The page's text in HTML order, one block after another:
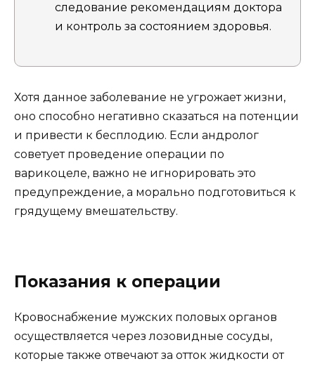
следование рекомендациям доктора
и контроль за состоянием здоровья.
Хотя данное заболевание не угрожает жизни,
оно способно негативно сказаться на потенции
и привести к бесплодию. Если андролог
советует проведение операции по
варикоцеле, важно не игнорировать это
предупреждение, а морально подготовиться к
грядущему вмешательству.
Показания к операции
Кровоснабжение мужских половых органов
осуществляется через лозовидные сосуды,
которые также отвечают за отток жидкости от